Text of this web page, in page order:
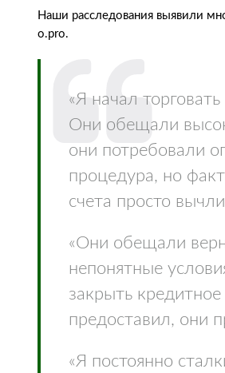
Наши расследования выявили
o.pro.
«Я начал
Они обещали
они потребовали
процедура, но
счета просто
«Они обещали
непонятные
закрыть
предоставил, они
«Я постоянно